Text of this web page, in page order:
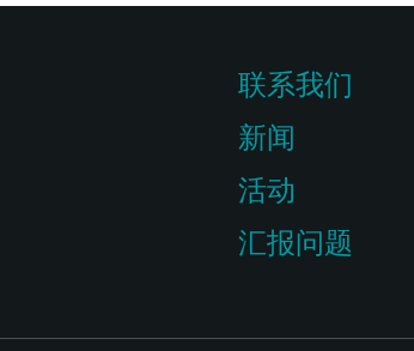
联系我们
新闻
活动
汇报问题